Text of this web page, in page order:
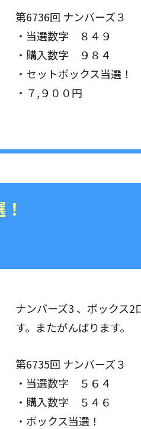
第6736回 ナンバーズ３
・当選数字 ８４９
・購入数字 ９８４
・セットボックス当選！
・７,９００円
ナンバーズ3 、ボックス
す。またがんばります。
第6735回 ナンバーズ３
・当選数字 ５６４
・購入数字 ５４６
・ボックス当選！